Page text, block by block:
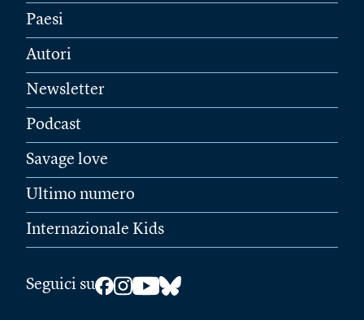
Paesi
Autori
Newsletter
Podcast
Savage love
Ultimo numero
Internazionale Kids
Seguici su